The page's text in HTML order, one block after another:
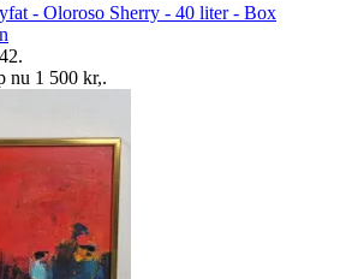
- Oloroso Sherry - 40 liter - Box
.
nu 1 500 kr,.